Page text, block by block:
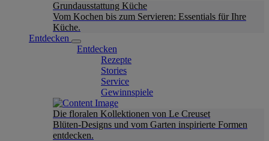
Grundausstattung Küche
Vom Kochen bis zum Servieren: Essentials für Ihre
Küche.
Entdecken
Entdecken
Rezepte
Stories
Service
Gewinnspiele
Die floralen Kollektionen von Le Creuset
Blüten-Designs und vom Garten inspirierte Formen
entdecken.